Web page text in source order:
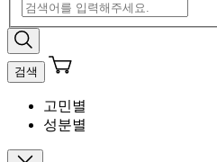
검색
고민별
성분별